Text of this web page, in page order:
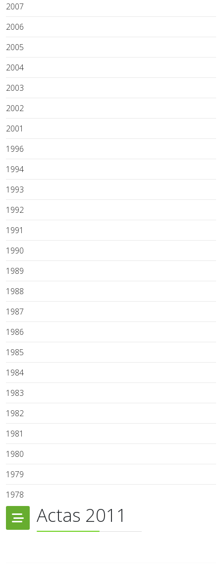
2007
2006
2005
2004
2003
2002
2001
1996
1994
1993
1992
1991
1990
1989
1988
1987
1986
1985
1984
1983
1982
1981
1980
1979
1978
Actas 2011